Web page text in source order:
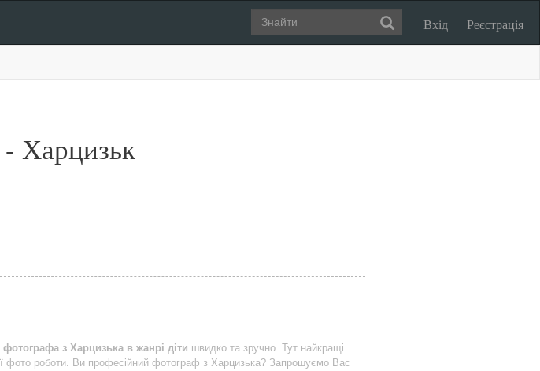
Вхід Реєстрація
Харцизьк
з Харцизька в жанрі діти швидко та зручно. Тут найкращі
фото роботи. Ви професійний фотограф з Харцизька? Запрошуємо Вас